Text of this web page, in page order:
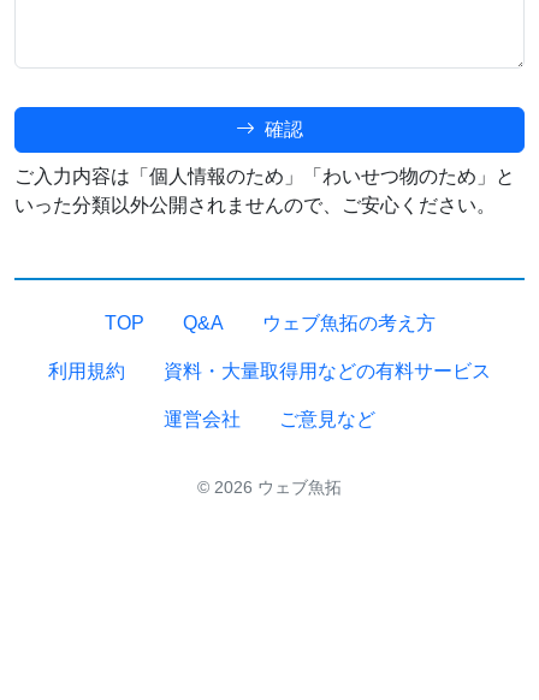
確認
ご入力内容は「個人情報のため」「わいせつ物のため」と
いった分類以外公開されませんので、ご安心ください。
TOP Q&A ウェブ魚拓の考え方
利用規約 資料・大量取得用などの有料サービス
運営会社 ご意見など
© 2026 ウェブ魚拓